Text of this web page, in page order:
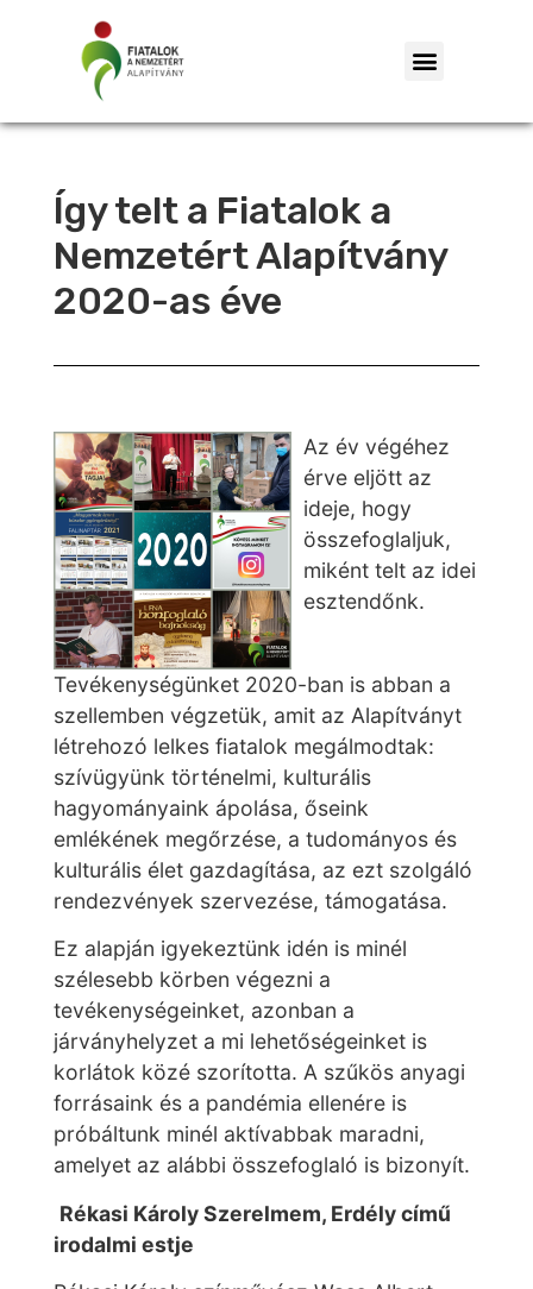
Így telt a Fiatalok a
Nemzetért Alapítvány
2020-as éve
Az év végéhez
érve eljött az
ideje, hogy
összefoglaljuk,
miként telt az idei
esztendőnk.
Tevékenységünket 2020-ban is abban a
szellemben végzetük, amit az Alapítványt
létrehozó lelkes fiatalok megálmodtak:
szívügyünk történelmi, kulturális
hagyományaink ápolása, őseink
emlékének megőrzése, a tudományos és
kulturális élet gazdagítása, az ezt szolgáló
rendezvények szervezése, támogatása.
Ez alapján igyekeztünk idén is minél
szélesebb körben végezni a
tevékenységeinket, azonban a
járványhelyzet a mi lehetőségeinket is
korlátok közé szorította. A szűkös anyagi
forrásaink és a pandémia ellenére is
próbáltunk minél aktívabbak maradni,
amelyet az alábbi összefoglaló is bizonyít.
Rékasi Károly Szerelmem, Erdély című
irodalmi estje